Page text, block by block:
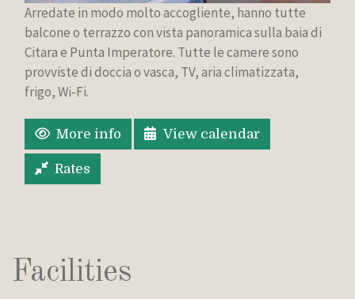
Arredate in modo molto accogliente, hanno tutte
balcone o terrazzo con vista panoramica sulla baia di
Citara e Punta Imperatore. Tutte le camere sono
provviste di doccia o vasca, TV, aria climatizzata,
frigo, Wi-Fi.
More info View calendar
Rates
Facilities